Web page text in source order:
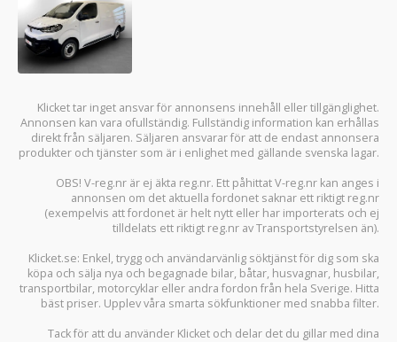
Klicket tar inget ansvar för annonsens innehåll eller tillgänglighet.
Annonsen kan vara ofullständig. Fullständig information kan erhållas
direkt från säljaren. Säljaren ansvarar för att de endast annonsera
produkter och tjänster som är i enlighet med gällande svenska lagar.
OBS! V-reg.nr är ej äkta reg.nr. Ett påhittat V-reg.nr kan anges i
annonsen om det aktuella fordonet saknar ett riktigt reg.nr
(exempelvis att fordonet är helt nytt eller har importerats och ej
tilldelats ett riktigt reg.nr av Transportstyrelsen än).
Klicket.se: Enkel, trygg och användarvänlig söktjänst för dig som ska
köpa och sälja nya och begagnade bilar, båtar, husvagnar, husbilar,
transportbilar, motorcyklar eller andra fordon från hela Sverige. Hitta
bäst priser. Upplev våra smarta sökfunktioner med snabba filter.
Tack för att du använder Klicket och delar det du gillar med dina